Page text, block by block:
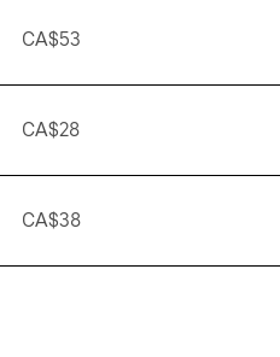
CA$53
CA$28
CA$38